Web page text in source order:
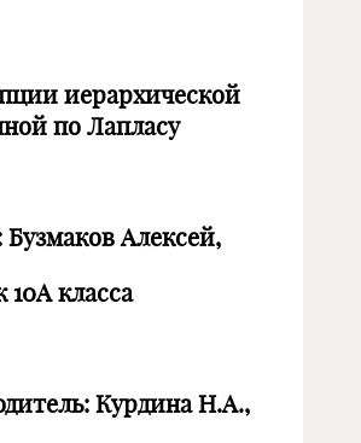
иерархической
по Лапласу
Алексей,
10А класса
Курдина Н.А.,